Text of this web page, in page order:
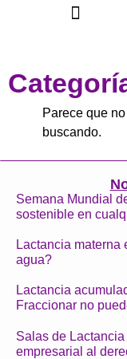
Parece que
buscando.
Semana Mundial
sostenible en
Lactancia materna
agua?
Lactancia
Fraccionar no
Salas de
empresarial al